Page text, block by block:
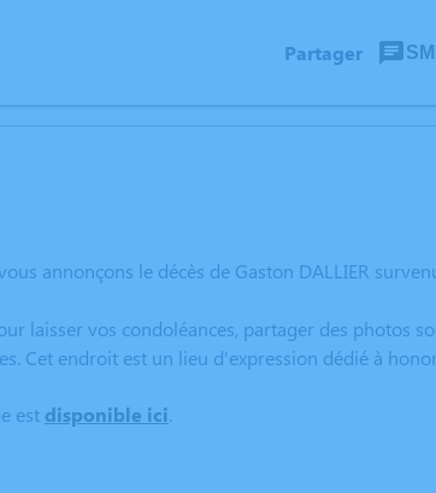
Partager
annonçons le décès de Gaston DALLIER
laisser vos condoléances, partager des photos
Cet endroit est un lieu d'expression dédié à
est disponible ici.